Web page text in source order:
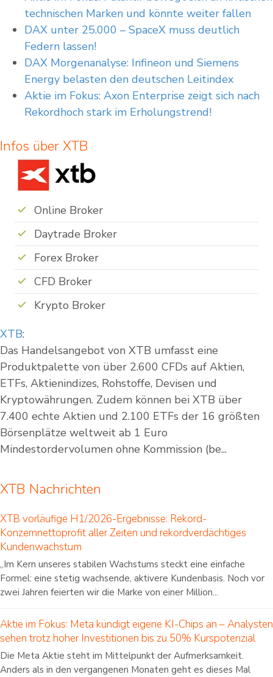
technischen Marken und könnte weiter fallen
DAX unter 25.000 – SpaceX muss deutlich
Federn lassen!
DAX Morgenanalyse: Infineon und Siemens
Energy belasten den deutschen Leitindex
Aktie im Fokus: Axon Enterprise zeigt sich nach
Rekordhoch stark im Erholungstrend!
Infos über XTB
Online Broker
Daytrade Broker
Forex Broker
CFD Broker
Krypto Broker
XTB:
Das Handelsangebot von XTB umfasst eine
Produktpalette von über 2.600 CFDs auf Aktien,
ETFs, Aktienindizes, Rohstoffe, Devisen und
Kryptowährungen. Zudem können bei XTB über
7.400 echte Aktien und 2.100 ETFs der 16 größten
Börsenplätze weltweit ab 1 Euro
Mindestordervolumen ohne Kommission (be...
XTB Nachrichten
XTB vorläufige H1/2026-Ergebnisse: Rekord-
Konzernnettoprofit aller Zeiten und rekordverdächtiges
Kundenwachstum
„Im Kern unseres stabilen Wachstums steckt eine einfache
Formel: eine stetig wachsende, aktivere Kundenbasis. Noch vor
zwei Jahren feierten wir die Marke von einer Million...
Aktie im Fokus: Meta kündigt eigene KI-Chips an – Analysten
sehen trotz hoher Investitionen bis zu 50% Kurspotenzial
Die Meta Aktie steht im Mittelpunkt der Aufmerksamkeit.
Anders als in den vergangenen Monaten geht es dieses Mal